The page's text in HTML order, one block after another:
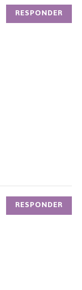
RESPONDER
RESPONDER